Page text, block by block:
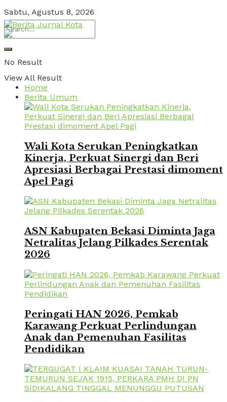
Sabtu, Agustus 8, 2026
No Result
View All Result
Home
Berita Umum
Wali Kota Serukan Peningkatkan
Kinerja, Perkuat Sinergi dan Beri
Apresiasi Berbagai Prestasi dimoment
Apel Pagi
ASN Kabupaten Bekasi Diminta Jaga
Netralitas Jelang Pilkades Serentak
2026
Peringati HAN 2026, Pemkab
Karawang Perkuat Perlindungan
Anak dan Pemenuhan Fasilitas
Pendidikan